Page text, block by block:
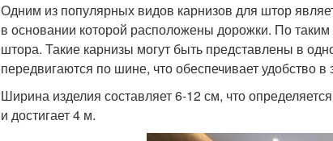
Одним из популярных видов карнизов для штор
в основании которой расположены дорожки. По
штора. Такие карнизы могут быть представлены в
передвигаются по шине, что обеспечивает удобство в
Ширина изделия составляет 6-12 см, что
и достигает 4 м.